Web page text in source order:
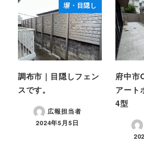
塀・目隠し
調布市｜目隠しフェン
スです。
広報担当者
投稿日
2024年5月5日
府中市
アート
4型
投